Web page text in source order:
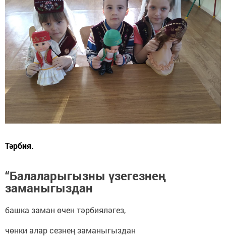
Тәрбия.
“Балаларыгызны үзегезнең
заманыгыздан
башка заман өчен тәрбияләгез,
чөнки алар сезнең заманыгыздан